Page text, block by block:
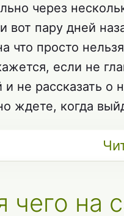
через
вот пару дней
что просто
если не
не рассказать о
ждете, когда
чего на